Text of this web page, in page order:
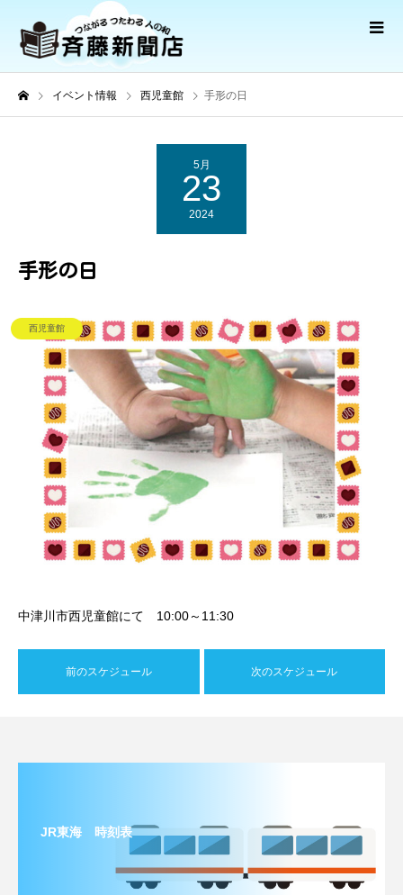
イベント情報 西児童館 手形の日
5月
23
2024
手形の日
西児童館
中津川市西児童館にて 10:00～11:30
前のスケジュール 次のスケジュール
JR東海 時刻表